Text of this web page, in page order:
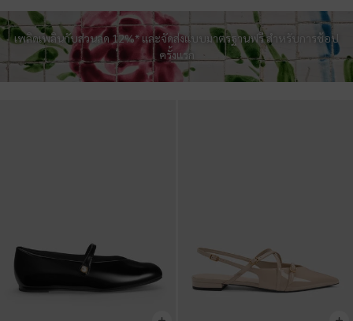
เพลิดเพลินกับส่วนลด 12%* และจัดส่งแบบมาตรฐานฟรี สำหรับการช้อป
ครั้งแรก